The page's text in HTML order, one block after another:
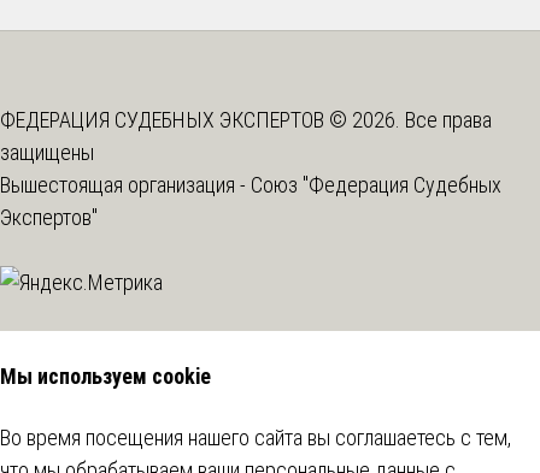
ФЕДЕРАЦИЯ СУДЕБНЫХ ЭКСПЕРТОВ © 2026. Все права
защищены
Вышестоящая организация - Союз "Федерация Судебных
Экспертов"
Мы используем cookie
Во время посещения нашего сайта вы соглашаетесь с тем,